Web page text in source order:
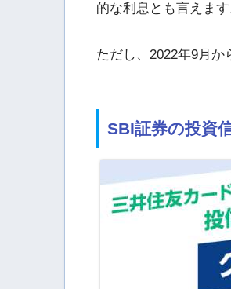
的な利息とも言えます
ただし、2022年9月か
SBI証券の投資